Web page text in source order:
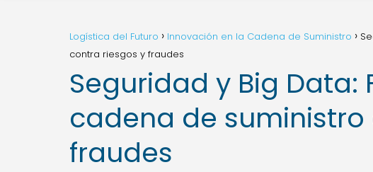
Logística del Futuro Innovación en la Cadena de Suministro
contra riesgos y fraudes
Seguridad y Big Data:
cadena de
fraudes